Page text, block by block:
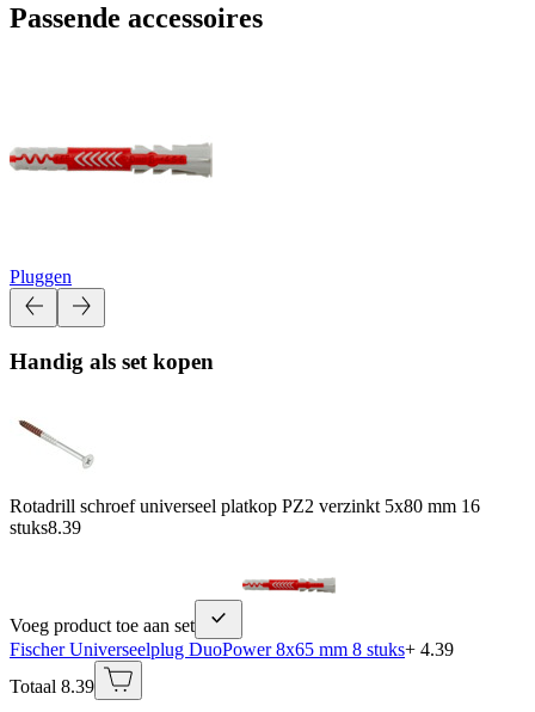
Passende accessoires
Pluggen
Handig als set kopen
Rotadrill schroef universeel platkop PZ2 verzinkt 5x80 mm 16
stuks8.39
Voeg product toe aan set
Fischer Universeelplug DuoPower 8x65 mm 8 stuks+ 4.39
Totaal 8.39